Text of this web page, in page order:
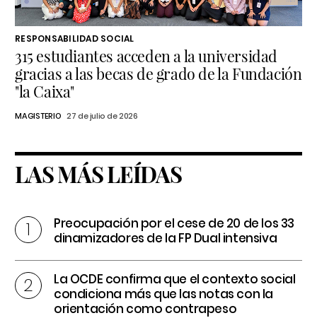
RESPONSABILIDAD SOCIAL
315 estudiantes acceden a la universidad
gracias a las becas de grado de la Fundación
"la Caixa"
MAGISTERIO 27 de julio de 2026
LAS MÁS LEÍDAS
Preocupación por el cese de 20 de los 33
dinamizadores de la FP Dual intensiva
La OCDE confirma que el contexto social
condiciona más que las notas con la
orientación como contrapeso